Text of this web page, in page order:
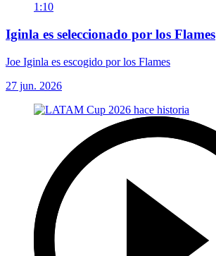
1:10
Iginla es seleccionado por los Flames
Joe Iginla es escogido por los Flames
27 jun. 2026